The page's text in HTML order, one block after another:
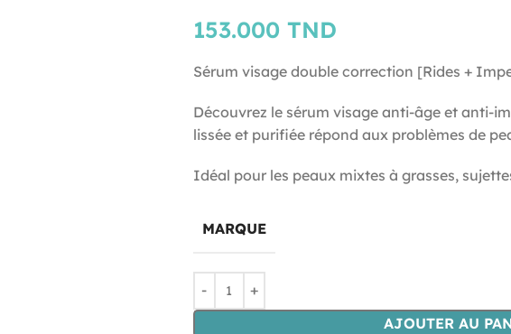
153.000 TND
Sérum visage double correction [Rides +
Découvrez le sérum visage anti-âge et anti-
lissée et purifiée répond aux problèmes de
Idéal pour les peaux mixtes à grasses,
MARQUE
AJOUTER AU